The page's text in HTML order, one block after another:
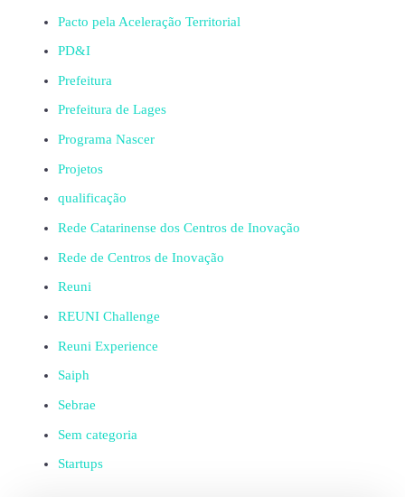
Pacto pela Aceleração Territorial
PD&I
Prefeitura
Prefeitura de Lages
Programa Nascer
Projetos
qualificação
Rede Catarinense dos Centros de Inovação
Rede de Centros de Inovação
Reuni
REUNI Challenge
Reuni Experience
Saiph
Sebrae
Sem categoria
Startups